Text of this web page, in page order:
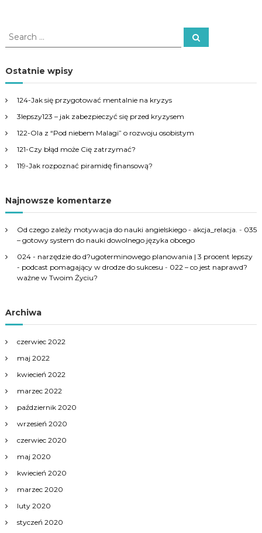
S
e
r
c
o
r
S
e
Ostatnie wpisy
124-Jak się przygotować mentalnie na kryzys
3lepszy123 – jak zabezpieczyć się przed kryzysem
122-Ola z “Pod niebem Malagi” o rozwoju osobistym
121-Czy błąd może Cię zatrzymać?
119-Jak rozpoznać piramidę finansową?
Najnowsze komentarze
Od czego zależy motywacja do nauki angielskiego - akcja_relacja. - 035
– gotowy system do nauki dowolnego języka obcego
024 - narzędzie do d?ugoterminowego planowania | 3 procent lepszy
- podcast pomagający w drodze do sukcesu - 022 – co jest naprawd?
ważne w Twoim Życiu?
Archiwa
czerwiec 2022
maj 2022
kwiecień 2022
marzec 2022
październik 2020
wrzesień 2020
czerwiec 2020
maj 2020
kwiecień 2020
marzec 2020
luty 2020
styczeń 2020